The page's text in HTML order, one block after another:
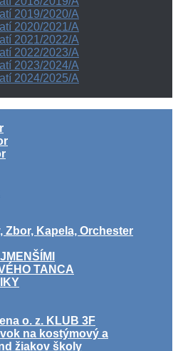
2019/2020/A
2020/2021/A
2021/2022/A
2022/2023/A
2023/2024/A
2024/2025/A
Zbor, Kapela, Orchester
TANCA
o. z. KLUB 3F
na kostýmový a
žiakov školy